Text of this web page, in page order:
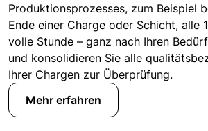
Produktionsprozesses, zum Beispiel
Ende einer Charge oder Schicht, alle
volle Stunde – ganz nach Ihren
und konsolidieren Sie alle
Ihrer Chargen zur Überprüfung.
Mehr erfahren